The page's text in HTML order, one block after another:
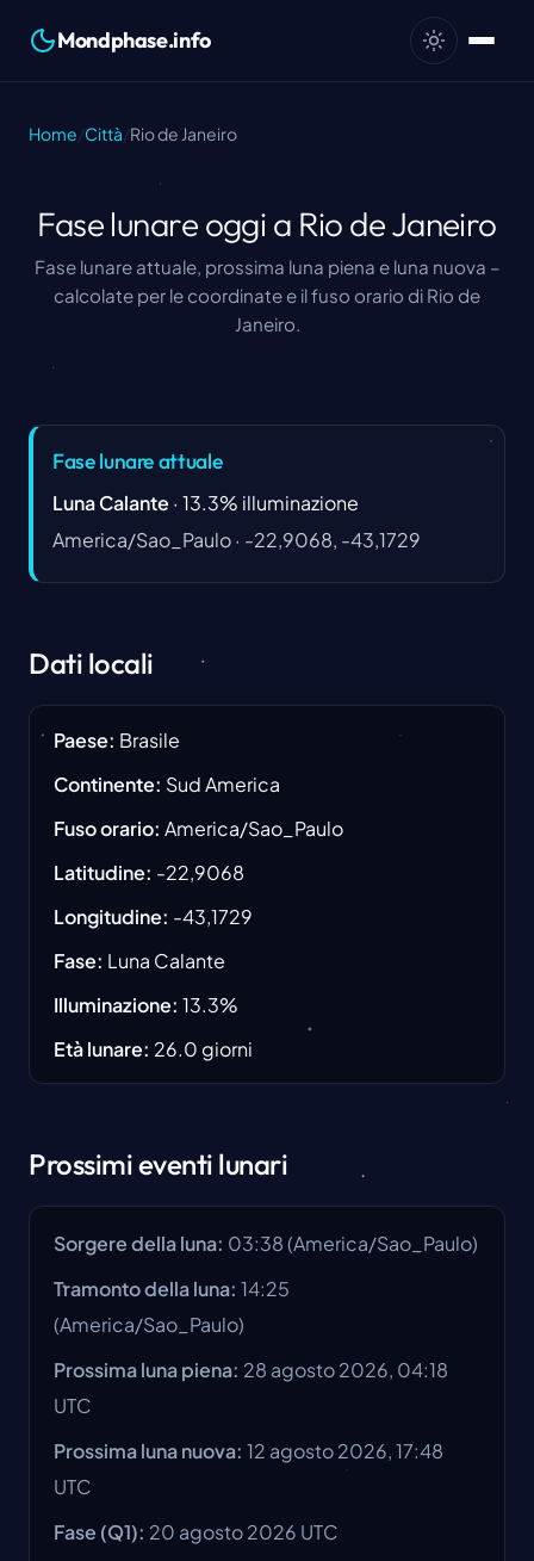
Mondphase.info
Home Città Rio de Janeiro
Fase lunare oggi a Rio de Janeiro
Fase lunare attuale, prossima luna piena e luna nuova –
calcolate per le coordinate e il fuso orario di Rio de
Janeiro.
Fase lunare attuale
Luna Calante · 13.3% illuminazione
America/Sao_Paulo· -22,9068, -43,1729
Dati locali
Paese: Brasile
Continente: Sud America
Fuso orario: America/Sao_Paulo
Latitudine: -22,9068
Longitudine: -43,1729
Fase: Luna Calante
Illuminazione: 13.3%
Età lunare: 26.0giorni
Prossimi eventi lunari
Sorgere della luna: 03:38(America/Sao_Paulo)
Tramonto della luna: 14:25
(America/Sao_Paulo)
Prossima luna piena: 28 agosto 2026, 04:18
UTC
Prossima luna nuova: 12 agosto 2026, 17:48
UTC
Fase (Q1): 20 agosto 2026 UTC